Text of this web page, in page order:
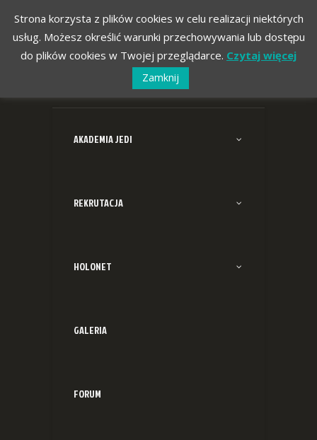
AKADEMIA JEDI
REKRUTACJA
HOLONET
GALERIA
FORUM
Strona korzysta z plików cookies w celu realizacji niektórych
usług. Możesz określić warunki przechowywania lub dostępu
do plików cookies w Twojej przeglądarce. Czytaj więcej
Zamknij